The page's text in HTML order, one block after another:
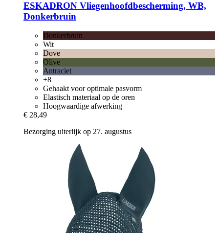
ESKADRON Vliegenhoofdbescherming, WB,
Donkerbruin
Donkerbruin
Wit
Dove
Olive
Antraciet
+8
Gehaakt voor optimale pasvorm
Elastisch materiaal op de oren
Hoogwaardige afwerking
€ 28,49
Bezorging uiterlijk op 27. augustus